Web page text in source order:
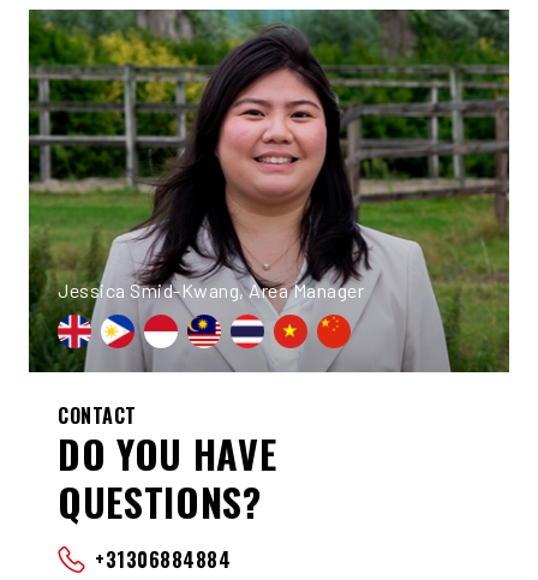
Jessica Smid-Kwang, Area Manager
CONTACT
DO YOU HAVE
QUESTIONS?
+31306884884